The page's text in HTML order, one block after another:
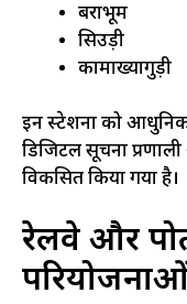
बराभूम
सिउड़ी
कामाख्यागुड़ी
इन स्टेशनों को आधुनिक
डिजिटल सूचना
विकसित किया गया है।
रेलवे और